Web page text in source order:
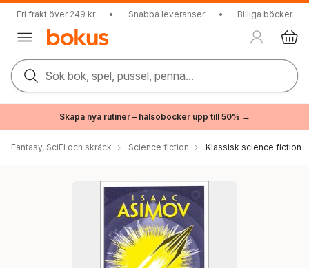
Fri frakt över 249 kr • Snabba leveranser • Billiga böcker
Sök bok, spel, pussel, penna...
Skapa nya rutiner – hälsoböcker upp till 50% →
Fantasy, SciFi och skräck Science fiction Klassisk science fiction